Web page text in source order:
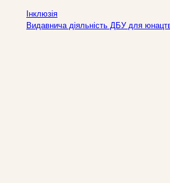
Інклюзія
Видавнича діяльність ДБУ для